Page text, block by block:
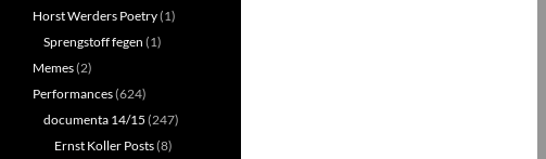
Horst Werders Poetry(1)
Sprengstoff fegen (1)
Memes(2)
Performances(624)
documenta 14/15 (247)
Ernst Koller Posts(8)